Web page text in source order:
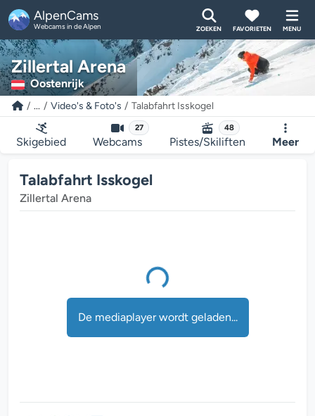
AlpenCams
Webcams in de Alpen ZOEKEN FAVORIETEN MENU
Zillertal Arena
Oostenrijk
... Video's & Foto's Talabfahrt Isskogel
Skigebied
27
Webcams
48
Pistes/Skiliften Meer
Talabfahrt Isskogel
Zillertal Arena
De mediaplayer wordt geladen...
De mediaplayer wordt geladen...